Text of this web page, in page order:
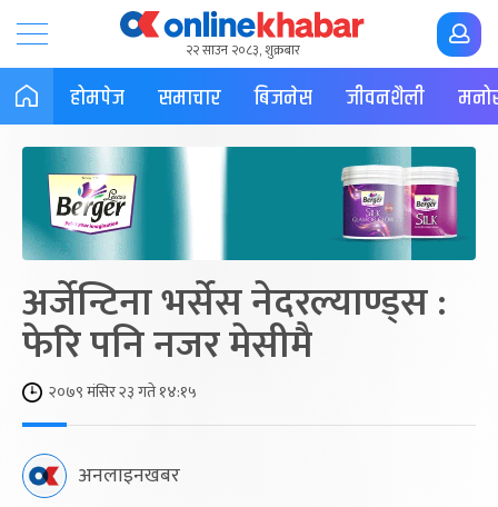
२२ साउन २०८३, शुक्रबार
होमपेज समाचार बिजनेस जीवनशैली
अर्जेन्टिना भर्सेस नेदरल्याण्ड्स :
फेरि पनि नजर मेसीमै
२०७९ मंसिर २३ गते १४:१५
अनलाइनखबर